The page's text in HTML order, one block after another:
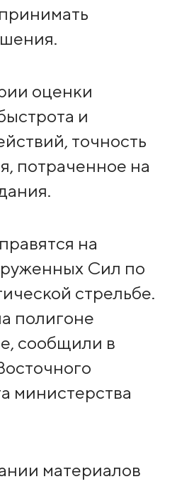
оценки
и
точность
потраченное на
на
Сил по
стрельбе.
полигоне
сообщили в
министерства
материалов